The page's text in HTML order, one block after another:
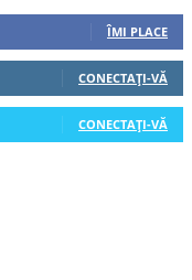
ÎMI PLACE
CONECTAȚI-VĂ
CONECTAȚI-VĂ